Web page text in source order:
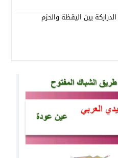
بين اليقظة والحزم